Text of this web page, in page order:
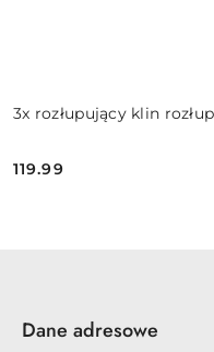
3x rozłupujący klin
Cena:
119.99
Dane adresowe